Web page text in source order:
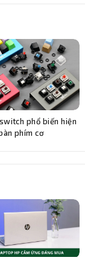
phổ biến hiện
phím cơ